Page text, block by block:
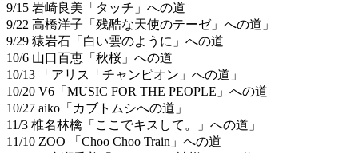
9/15 岩崎良美「タッチ」への道
9/22 高橋洋子「残酷な天使のテーゼ」への道」
9/29 猿岩石「白い雲のように」への道
10/6 山口百恵「秋桜」への道
10/13 「アリス「チャンピオン」への道」
10/20 V6「MUSIC FOR THE PEOPLE」への道
10/27 aiko「カブトムシへの道」
11/3 椎名林檎「ここでキスして。」への道」
11/10 ZOO 「Choo Choo Train」への道